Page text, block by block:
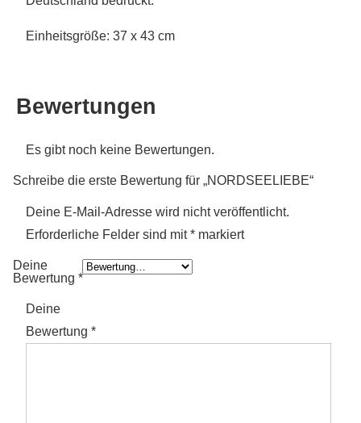
Einheitsgröße: 37 x 43 cm
Bewertungen
Es gibt noch keine Bewertungen.
Schreibe die erste Bewertung für „NORDSEELIEBE“
Deine E-Mail-Adresse wird nicht veröffentlicht.
Erforderliche Felder sind mit* markiert
Deine
Bewertung *
Deine
Bewertung *